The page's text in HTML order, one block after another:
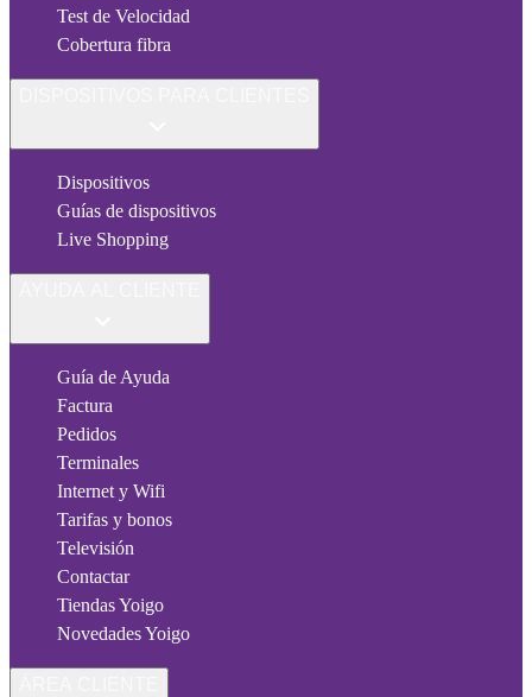
Test de Velocidad
Cobertura fibra
Dispositivos
Guías de dispositivos
Live Shopping
Guía de Ayuda
Factura
Pedidos
Terminales
Internet y Wifi
Tarifas y bonos
Televisión
Contactar
Tiendas Yoigo
Novedades Yoigo